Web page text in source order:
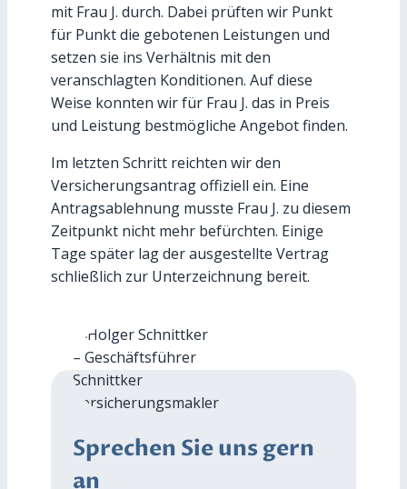
mit Frau J. durch. Dabei prüften wir Punkt
für Punkt die gebotenen Leistungen und
setzen sie ins Verhältnis mit den
veranschlagten Konditionen. Auf diese
Weise konnten wir für Frau J. das in Preis
und Leistung bestmögliche Angebot finden.
Im letzten Schritt reichten wir den
Versicherungsantrag offiziell ein. Eine
Antragsablehnung musste Frau J. zu diesem
Zeitpunkt nicht mehr befürchten. Einige
Tage später lag der ausgestellte Vertrag
schließlich zur Unterzeichnung bereit.
Sprechen Sie uns gern
an